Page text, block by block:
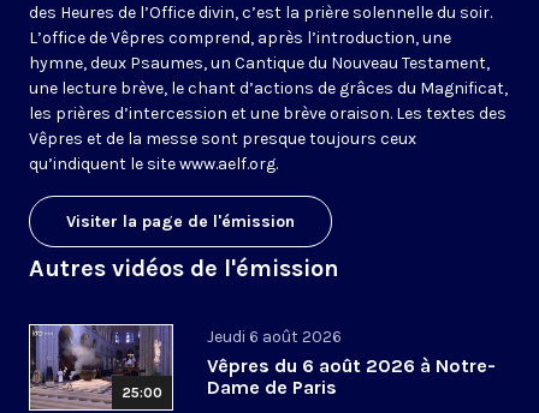
des Heures de l’Office divin, c’est la prière solennelle du soir.
L’office de Vêpres comprend, après l’introduction, une
hymne, deux Psaumes, un Cantique du Nouveau Testament,
une lecture brève, le chant d’actions de grâces du Magnificat,
les prières d’intercession et une brève oraison. Les textes des
Vêpres et de la messe sont presque toujours ceux
qu’indiquent le sitewww.aelf.org.
Visiter la page de l'émission
Autres vidéos de l'émission
25:00
Jeudi 6 août 2026
Vêpres du 6 août 2026 à Notre-
Dame de Paris